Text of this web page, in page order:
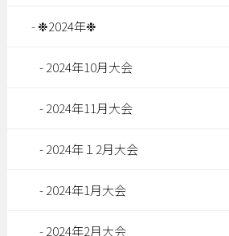
❉2024年❉
2024年10月大会
2024年11月大会
2024年１2月大会
2024年1月大会
2024年2月大会